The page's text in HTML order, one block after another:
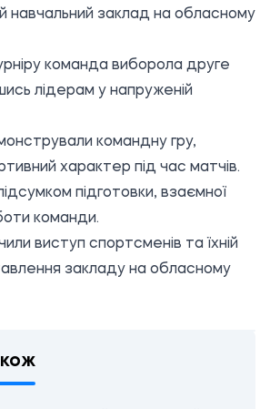
навчальний заклад на обласному
команда виборола друге
лідерам у напруженій
командну гру,
характер під час матчів.
підготовки, взаємної
команди.
виступ спортсменів та їхній
закладу на обласному